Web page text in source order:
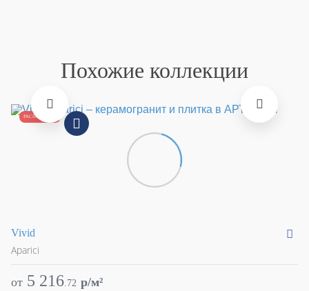
Похожие коллекции
РАСПРОДАЖА
Vivid
Aparici
от 5 216.72 p/м²